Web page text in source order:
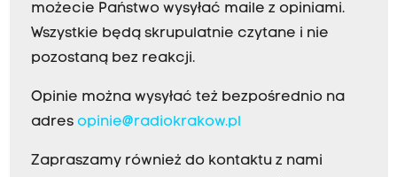
możecie Państwo wysyłać maile z opiniami.
Wszystkie będą skrupulatnie czytane i nie
pozostaną bez reakcji.
Opinie można wysyłać też bezpośrednio na
adres opinie@radiokrakow.pl
Zapraszamy również do kontaktu z nami